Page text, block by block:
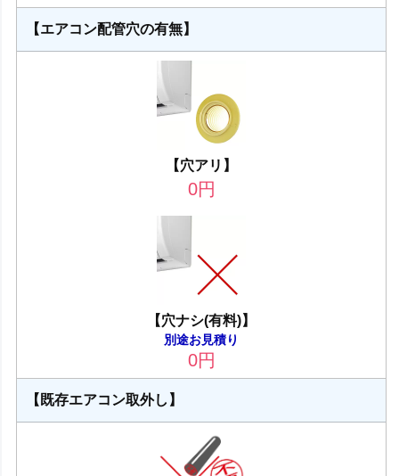
【エアコン配管穴の有無】
【穴アリ】
0円
【穴ナシ(有料)】
別途お見積り
0円
【既存エアコン取外し】